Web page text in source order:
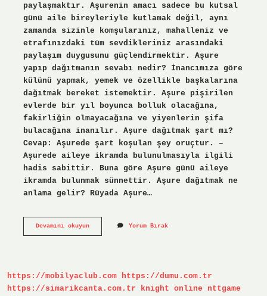
paylaşmaktır. Aşurenin amacı sadece bu kutsal
günü aile bireyleriyle kutlamak değil, aynı
zamanda sizinle komşularınız, mahalleniz ve
etrafınızdaki tüm sevdikleriniz arasındaki
paylaşım duygusunu güçlendirmektir. Aşure
yapıp dağıtmanın sevabı nedir? İnancımıza göre
külünü yapmak, yemek ve özellikle başkalarına
dağıtmak bereket istemektir. Aşure pişirilen
evlerde bir yıl boyunca bolluk olacağına,
fakirliğin olmayacağına ve yiyenlerin şifa
bulacağına inanılır. Aşure dağıtmak şart mı?
Cevap: Aşurede şart koşulan şey oruçtur. –
Aşurede aileye ikramda bulunulmasıyla ilgili
hadis sabittir. Buna göre Aşure günü aileye
ikramda bulunmak sünnettir. Aşure dağıtmak ne
anlama gelir? Rüyada Aşure…
Devamını okuyunAşure
Yorum Bırak
https://mobilyaclub.com https://dumu.com.tr
https://simarikcanta.com.tr
knight online
nttgame